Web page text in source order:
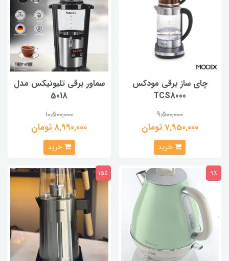
چای ساز برقی مودکس
TCS8000
9,500,000
7,950,000 تومان
خرید
سماور برقی تلیونیکس مدل
5018
10,500,000
8,990,000 تومان
خرید
9٪ 15٪